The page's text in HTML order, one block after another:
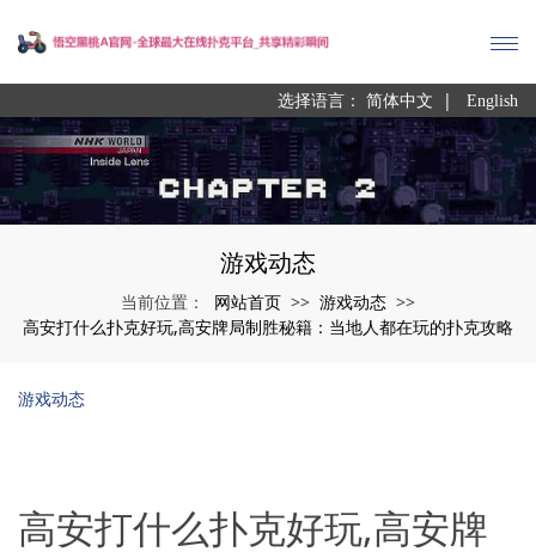
选择语言： 简体中文 | English
游戏动态
当前位置： 网站首页 >> 游戏动态 >>
高安打什么扑克好玩,高安牌局制胜秘籍：当地人都在玩的扑克攻略
游戏动态
高安打什么扑克好玩,高安牌